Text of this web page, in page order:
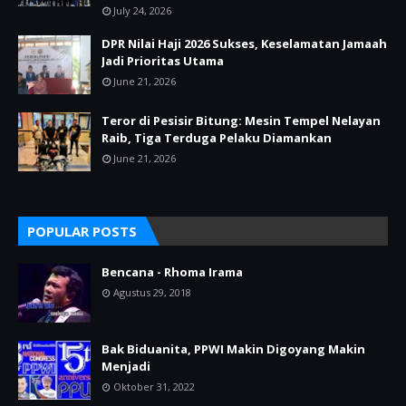
July 24, 2026
DPR Nilai Haji 2026 Sukses, Keselamatan Jamaah
Jadi Prioritas Utama
June 21, 2026
Teror di Pesisir Bitung: Mesin Tempel Nelayan
Raib, Tiga Terduga Pelaku Diamankan
June 21, 2026
POPULAR POSTS
Bencana - Rhoma Irama
Agustus 29, 2018
Bak Biduanita, PPWI Makin Digoyang Makin
Menjadi
Oktober 31, 2022